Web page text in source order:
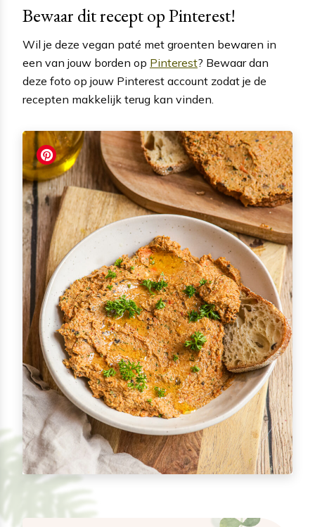
Bewaar dit recept op Pinterest!
Wil je deze vegan paté met groenten bewaren in
een van jouw borden op Pinterest? Bewaar dan
deze foto op jouw Pinterest account zodat je de
recepten makkelijk terug kan vinden.